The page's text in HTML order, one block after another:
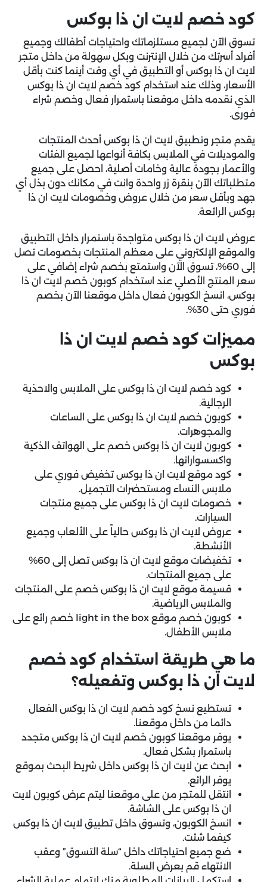
كود خصم لايت ان ذا بوكس
تسوق الآن لجميع مستلزماتك واحتياجات أطفالك وجميع
أفراد أسرتك من خلال الإنترنت وبكل سهولة من داخل متجر
لايت ان ذا بوكس أو التطبيق في أي وقت أينما كنت بأقل
الأسعار، وذلك عند استخدام كود خصم لايت ان ذا بوكس
الذي نقدمه داخل موقعنا باستمرار فعال وخصم شراء
فورى.
يقدم متجر وتطبيق لايت ان ذا بوكس أحدث المنتجات
والموديلات في الملابس بكافة أنواعها لجميع الفئات
والأعمار بجودة عالية وخامات أصلية، احصل على جميع
متطلباتك الآن بنقرة زر واحدة وانت في مكانك دون بذل أي
جهد وبأقل سعر من خلال عروض وخصومات لايت ان ذا
بوكس الرائعة.
عروض لايت ان ذا بوكس متواجدة باستمرار داخل التطبيق
والموقع الإلكتروني على معظم المنتجات بخصومات تصل
إلى 60%، تسوق الآن واستمتع بخصم شراء إضافي على
سعر المنتج الأصلي عند استخدام كوبون خصم لايت ان ذا
بوكس، انسخ الكوبون فعال داخل موقعنا الآن بخصم
فوري حتى 30%.
مميزات كود خصم لايت ان ذا
بوكس
كود خصم لايت ان ذا بوكس على الملابس والاحذية
الرجالية.
كوبون خصم لايت ان ذا بوكس على الساعات
والمجوهرات.
كوبون لايت ان ذا بوكس خصم على الهواتف الذكية
واكسسواراتها.
كود موقع لايت ان ذا بوكس تخفيض فوري على
ملابس النساء ومستحضرات التجميل.
خصومات لايت ان ذا بوكس على جميع منتجات
السيارات.
عروض لايت ان ذا بوكس حالياً على الألعاب وجميع
الأنشطة.
تخفيضات موقع لايت ان ذا بوكس تصل إلى 60%
على جميع المنتجات.
قسيمة موقع لايت ان ذا بوكس خصم على المنتجات
والملابس الرياضية.
كوبون خصم موقع light in the box خصم رائع على
ملابس الأطفال.
ما هي طريقة استخدام كود خصم
لايت ان ذا بوكس وتفعيله؟
تستطيع نسخ كود خصم لايت ان ذا بوكس الفعال
دائما من داخل موقعنا.
يوفر موقعنا كوبون خصم لايت ان ذا بوكس متجدد
باستمرار بشكل فعال.
ابحث عن لايت ان ذا بوكس داخل شريط البحث بموقع
يوفر الرائع.
انتقل للمتجر من على موقعنا ليتم عرض كوبون لايت
ان ذا بوكس على الشاشة.
انسخ الكوبون، وتسوق داخل تطبيق لايت ان ذا بوكس
كيفما شئت.
ضع جميع احتياجاتك داخل “سلة التسوق” وعقب
الانتهاء قم بعرض السلة.